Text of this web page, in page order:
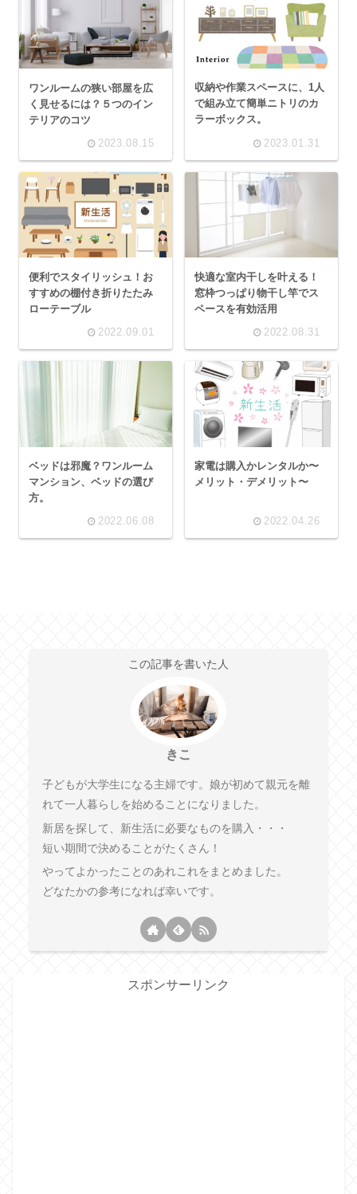
ワンルームの狭い部屋を広
く見せるには？５つのイン
テリアのコツ
2023.08.15
収納や作業スペースに、1人
で組み立て簡単ニトリのカ
ラーボックス。
2023.01.31
便利でスタイリッシュ！お
すすめの棚付き折りたたみ
ローテーブル
2022.09.01
快適な室内干しを叶える！
窓枠つっぱり物干し竿でス
ペースを有効活用
2022.08.31
ベッドは邪魔？ワンルーム
マンション、ベッドの選び
方。
2022.06.08
家電は購入かレンタルか〜
メリット・デメリット〜
2022.04.26
この記事を書いた人
きこ
子どもが大学生になる主婦です。娘が初めて親元を離
れて一人暮らしを始めることになりました。
新居を探して、新生活に必要なものを購入・・・
短い期間で決めることがたくさん！
やってよかったことのあれこれをまとめました。
どなたかの参考になれば幸いです。
スポンサーリンク